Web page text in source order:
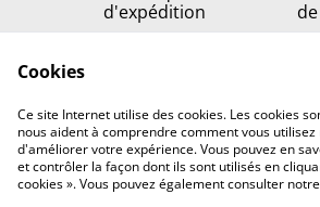
d'expédition
Nous contacter
Cookies
Ce site Internet utilise des cookies. Les cookies
nous aident à comprendre comment vous
d'améliorer votre expérience. Vous pouvez en
et contrôler la façon dont ils sont utilisés en
cookies ». Vous pouvez également consulter notre